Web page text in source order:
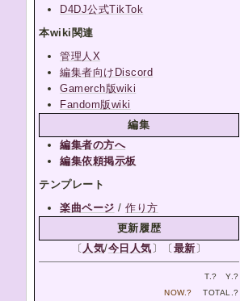
D4DJ公式TikTok
本wiki関連
管理人X
編集者向けDiscord
Gamerch版wiki
Fandom版wiki
編集
編集者の方へ
編集依頼掲示板
テンプレート
楽曲ページ /作り方
更新履歴
〔 人気/今日人気 〕〔 最新 〕
T.? Y.?
NOW.? TOTAL.?